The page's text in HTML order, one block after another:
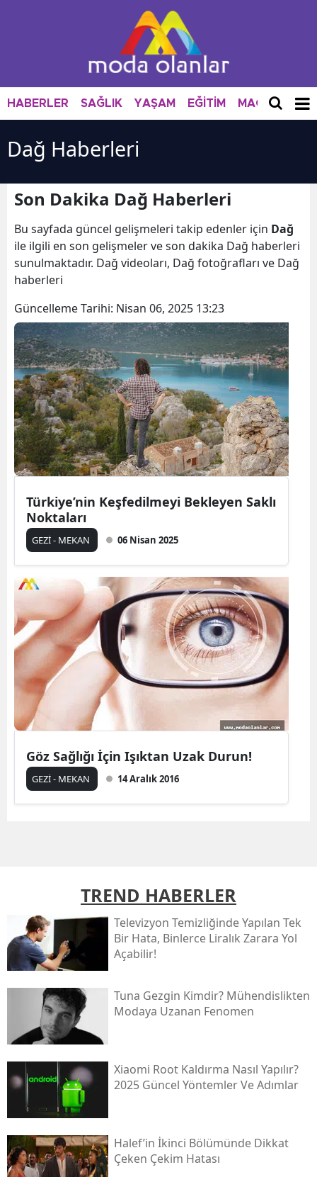
HABERLER SAĞLIK YAŞAM EĞİTİM MAGAZİN
Dağ Haberleri
Son Dakika Dağ Haberleri
Bu sayfada güncel gelişmeleri takip edenler için Dağ
ile ilgili en son gelişmeler ve son dakika Dağ haberleri
sunulmaktadır. Dağ videoları, Dağ fotoğrafları ve Dağ
haberleri
Güncelleme Tarihi: Nisan 06, 2025 13:23
Türkiye’nin Keşfedilmeyi Bekleyen Saklı
Noktaları
GEZİ - MEKAN 06 Nisan 2025
Göz Sağlığı İçin Işıktan Uzak Durun!
GEZİ - MEKAN 14 Aralık 2016
TREND HABERLER
Televizyon Temizliğinde Yapılan Tek
Bir Hata, Binlerce Liralık Zarara Yol
Açabilir!
Tuna Gezgin Kimdir? Mühendislikten
Modaya Uzanan Fenomen
Xiaomi Root Kaldırma Nasıl Yapılır?
2025 Güncel Yöntemler Ve Adımlar
Halef’in İkinci Bölümünde Dikkat
Çeken Çekim Hatası